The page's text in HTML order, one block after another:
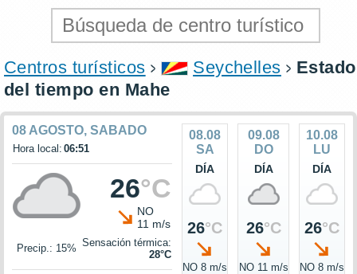
Centros turísticos Seychelles
Estado
del tiempo en Mahe
08 AGOSTO, SABADO
Hora local: 06:51
26°C
NO
11 m/s
Precip.: 15% Sensación térmica:
28°C
08.08
SA
DÍA
26°C
NO 8 m/s
09.08
DO
DÍA
26°C
NO 11 m/s
10.08
LU
DÍA
26°C
NO 8 m/s